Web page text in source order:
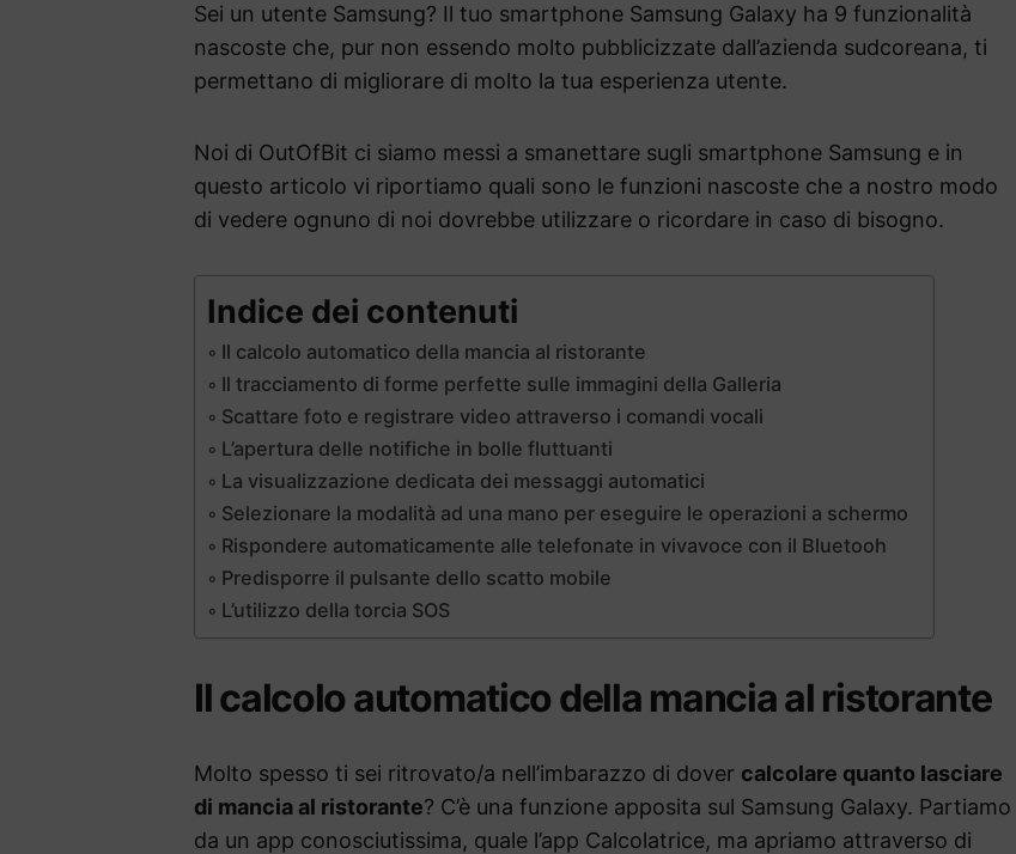
Sei un utente Samsung? Il tuo smartphone Samsung Galaxy ha 9 funzionalità
nascoste che, pur non essendo molto pubblicizzate dall’azienda sudcoreana, ti
permettano di migliorare di molto la tua esperienza utente.
Noi di OutOfBit ci siamo messi a smanettare sugli smartphone Samsung e in
questo articolo vi riportiamo quali sono le funzioni nascoste che a nostro modo
di vedere ognuno di noi dovrebbe utilizzare o ricordare in caso di bisogno.
Indice dei contenuti
Il calcolo automatico della mancia al ristorante
Il tracciamento di forme perfette sulle immagini della Galleria
Scattare foto e registrare video attraverso i comandi vocali
L’apertura delle notifiche in bolle fluttuanti
La visualizzazione dedicata dei messaggi automatici
Selezionare la modalità ad una mano per eseguire le operazioni a schermo
Rispondere automaticamente alle telefonate in vivavoce con il Bluetooh
Predisporre il pulsante dello scatto mobile
L’utilizzo della torcia SOS
Il calcolo automatico della mancia al ristorante
Molto spesso ti sei ritrovato/a nell’imbarazzo di dover calcolare quanto lasciare
di mancia al ristorante? C’è una funzione apposita sul Samsung Galaxy. Partiamo
da un app conosciutissima, quale l’app Calcolatrice, ma apriamo attraverso di